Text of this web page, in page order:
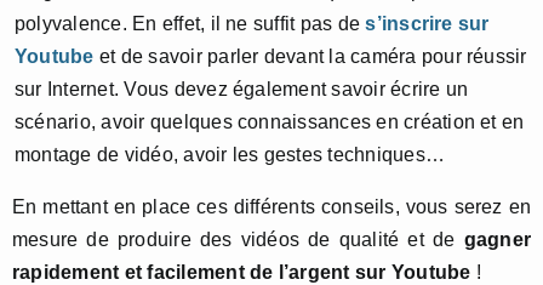
polyvalence. En effet, il ne suffit pas des’inscrire sur
Youtube et de savoir parler devant la caméra pour réussir
sur Internet. Vous devez également savoir écrire un
scénario, avoir quelques connaissances en création et en
montage de vidéo, avoir les gestes techniques…
En mettant en place ces différents conseils, vous serez en
mesure de produire des vidéos de qualité et de gagner
rapidement et facilement de l’argent sur Youtube !